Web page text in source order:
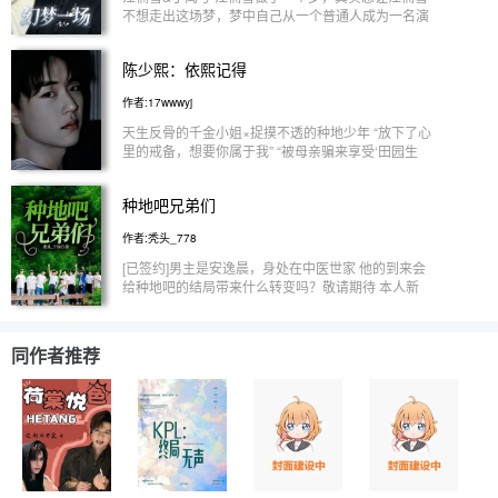
不想走出这场梦，梦中自己从一个普通人成为一名演
心】 【文笔不好，多多担待】
陈少熙：依熙记得
作者:17wwwyj
天生反骨的千金小姐×捉摸不透的种地少年 “放下了心
里的戒备，想要你属于我” “被母亲骗来享受‘田园生
开始还不太能接受她，后来我会下意识的靠近她关注
真！不定时更新【已签约】
种地吧兄弟们
作者:秃头_778
[已签约]男主是安逸晨，身处在中医世家 他的到来会
给种地吧的结局带来什么转变吗？敬请期待 本人新
同作者推荐